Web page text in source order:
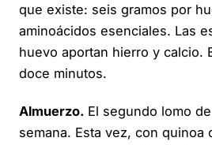
que existe: seis gramos por
aminoácidos esenciales. Las
huevo aportan hierro y calcio.
doce minutos.
Almuerzo. El segundo lomo
semana. Esta vez, con quinoa